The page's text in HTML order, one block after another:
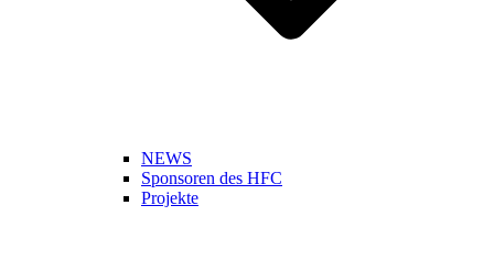
NEWS
Sponsoren des HFC
Projekte